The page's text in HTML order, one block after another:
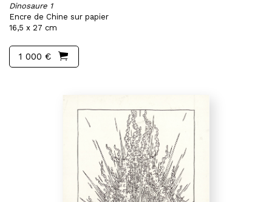
Dinosaure 1
Encre de Chine sur papier
16,5 x 27 cm
1 000 €